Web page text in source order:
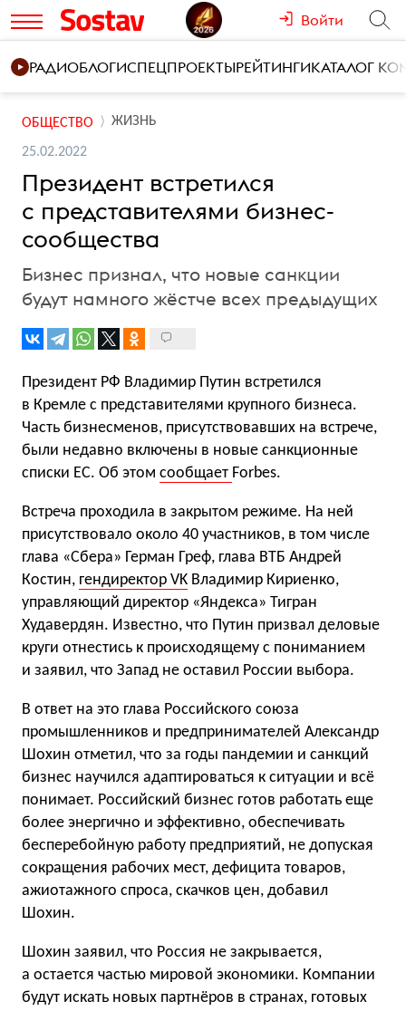
Войти
РАДИОБЛОГИСПЕЦПРОЕКТЫРЕЙТИНГИКАТАЛОГ
ОБЩЕСТВО ЖИЗНЬ
25.02.2022
Президент встретился
с представителями бизнес-
сообщества
Бизнес признал, что новые санкции
будут намного жёстче всех предыдущих
Президент РФ Владимир Путин встретился
в Кремле с представителями крупного бизнеса.
Часть бизнесменов, присутствовавших на встрече,
были недавно включены в новые санкционные
списки ЕС. Об этом сообщает Forbes.
Встреча проходила в закрытом режиме. На ней
присутствовало около 40 участников, в том числе
глава «Сбера» Герман Греф, глава ВТБ Андрей
Костин, гендиректор VK Владимир Кириенко,
управляющий директор «Яндекса» Тигран
Худавердян. Известно, что Путин призвал деловые
круги отнестись к происходящему с пониманием
и заявил, что Запад не оставил России выбора.
В ответ на это глава Российского союза
промышленников и предпринимателей Александр
Шохин отметил, что за годы пандемии и санкций
бизнес научился адаптироваться к ситуации и всё
понимает. Российский бизнес готов работать еще
более энергично и эффективно, обеспечивать
бесперебойную работу предприятий, не допуская
сокращения рабочих мест, дефицита товаров,
ажиотажного спроса, скачков цен, добавил
Шохин.
Шохин заявил, что Россия не закрывается,
а остается частью мировой экономики. Компании
будут искать новых партнёров в странах, готовых